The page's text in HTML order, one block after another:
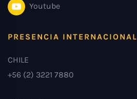
Youtube
PRESENCIA INTERNACIONAL
CHILE
+56 (2) 3221 7880